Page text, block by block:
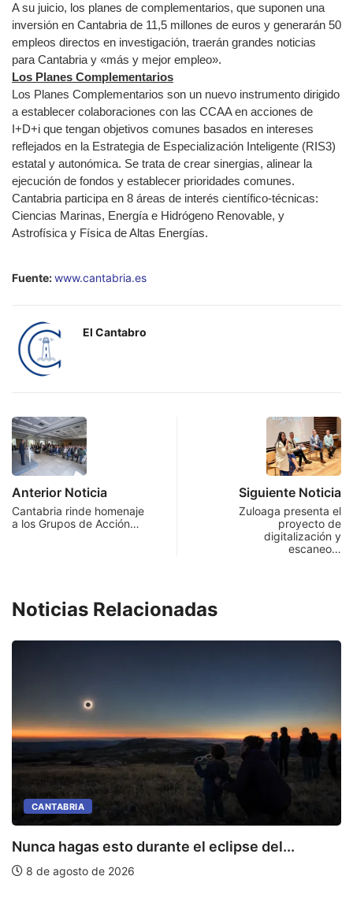
A su juicio, los planes de complementarios, que suponen una
inversión en Cantabria de 11,5 millones de euros y generarán 50
empleos directos en investigación, traerán grandes noticias
para Cantabria y «más y mejor empleo».
Los Planes Complementarios
Los Planes Complementarios son un nuevo instrumento dirigido
a establecer colaboraciones con las CCAA en acciones de
I+D+i que tengan objetivos comunes basados en intereses
reflejados en la Estrategia de Especialización Inteligente (RIS3)
estatal y autonómica. Se trata de crear sinergias, alinear la
ejecución de fondos y establecer prioridades comunes.
Cantabria participa en 8 áreas de interés científico-técnicas:
Ciencias Marinas, Energía e Hidrógeno Renovable, y
Astrofísica y Física de Altas Energías.
Fuente:www.cantabria.es
El Cantabro
Anterior Noticia
Cantabria rinde homenaje
a los Grupos de Acción…
Siguiente Noticia
Zuloaga presenta el
proyecto de
digitalización y
escaneo…
Noticias Relacionadas
CANTABRIA
Nunca hagas esto durante el eclipse del...
8 de agosto de 2026